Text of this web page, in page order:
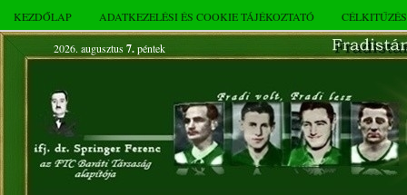
KEZDŐLAP ADATKEZELÉSI ÉS COOKIE TÁJÉKOZTATÓ
2026. augusztus 7.péntek